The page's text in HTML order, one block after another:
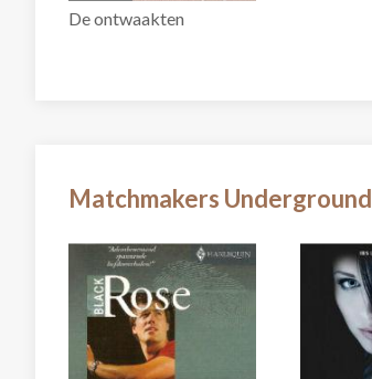
De ontwaakten
Matchmakers Underground